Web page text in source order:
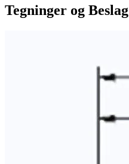
Tegninger og Beslag